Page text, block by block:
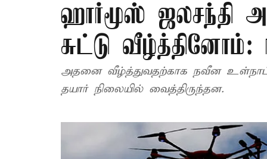
ஹார்மூஸ் ஜலசந்தி
சுட்டு வீழ்த்தினோம்:
அதனை வீழ்த்துவதற்காக நவீன
தயார் நிலையில் வைத்திருந்தன.